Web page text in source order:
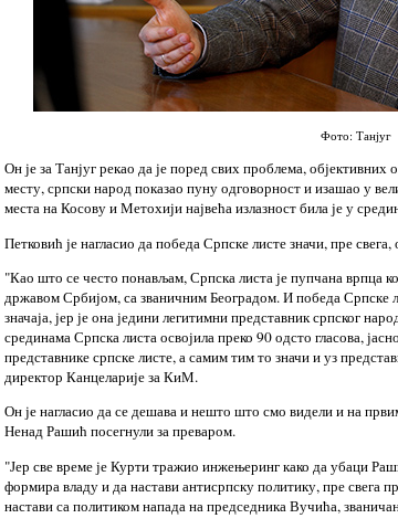
Фото: Танјуг
Он је за Танјуг рекао да је поред свих проблема,
месту, српски народ показао пуну одговорност и изашао у
места на Косову и Метохији највећа излазност била је у
Петковић је нагласио да победа Српске листе значи, пре
"Као што се често понављам, Српска листа је пупчана врпца
државом Србијом, са званичним Београдом. И победа Српске
значаја, јер је она једини легитимни представник српског
срединама Српска листа освојила преко 90 одсто гласова,
представнике српске листе, а самим тим то значи и уз
директор Канцеларије за КиМ.
Он је нагласио да се дешава и нешто што смо видели и на
Ненад Рашић посегнули за преваром.
"Јер све време је Курти тражио инжењеринг како да убаци
формира владу и да настави антисрпску политику, пре свега
настави са политиком напада на председника Вучића,